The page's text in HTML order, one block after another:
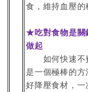
食，維持血壓的
★吃對食物是關
做起
如何快速不
是一個極棒的
好降壓食材，